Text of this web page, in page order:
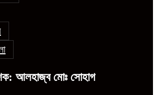
আলহাজ্ব মোঃ সোহাগ